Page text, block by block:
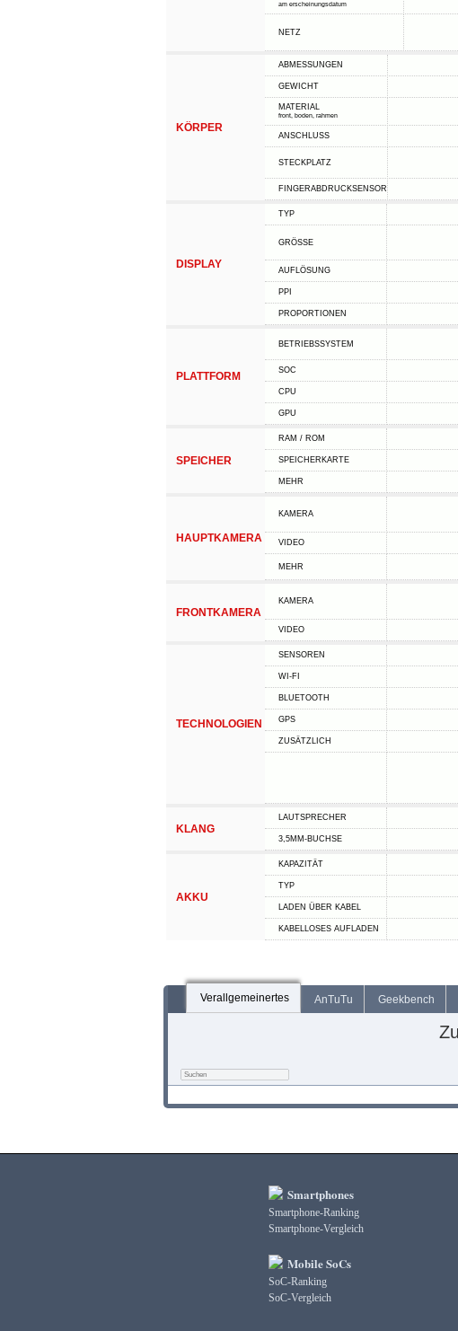
am erscheinungsdatum
NETZ
KÖRPER
ABMESSUNGEN
GEWICHT
MATERIAL
front, boden, rahmen
ANSCHLUSS
STECKPLATZ
FINGERABDRUCKSENSOR
DISPLAY
TYP
GRÖSSE
AUFLÖSUNG
PPI
PROPORTIONEN
PLATTFORM
BETRIEBSSYSTEM
SOC
CPU
GPU
SPEICHER
RAM / ROM
SPEICHERKARTE
MEHR
HAUPTKAMERA
KAMERA
VIDEO
MEHR
FRONTKAMERA
KAMERA
VIDEO
TECHNOLOGIEN
SENSOREN
WI-FI
BLUETOOTH
GPS
ZUSÄTZLICH
KLANG
LAUTSPRECHER
3,5MM-BUCHSE
AKKU
KAPAZITÄT
TYP
LADEN ÜBER KABEL
KABELLOSES AUFLADEN
Verallgemeinertes AnTuTu Geekbench
Smartphones
Smartphone-Ranking
Smartphone-Vergleich
Mobile SoCs
SoC-Ranking
SoC-Vergleich